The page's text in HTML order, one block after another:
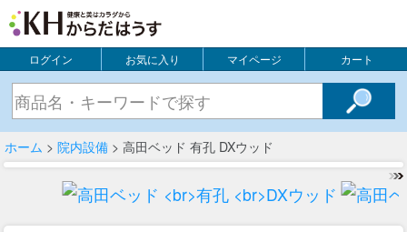
ログイン お気に入り マイページ カート
ホーム > 院内設備 > 高田ベッド 有孔 DXウッド